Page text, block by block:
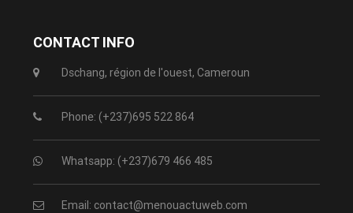
CONTACT INFO
Dschang, région de l'ouest, Cameroun
Phone: (+237)695 522 864
Whatsapp: (+237)679 466 485
Email: contact@menouactuweb.com